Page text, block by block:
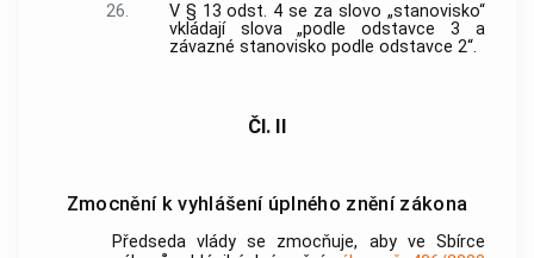
26.
V § 13 odst. 4 se za slovo „stanovisko“
vkládají slova „podle odstavce 3 a
závazné stanovisko podle odstavce 2“.
Čl. II
Zmocnění k vyhlášení úplného znění zákona
Předseda vlády se zmocňuje, aby ve Sbírce